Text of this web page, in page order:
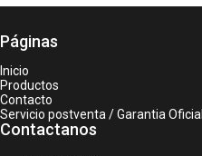
Páginas
Inicio
Productos
Contacto
Servicio postventa / Garantia Oficial
Contactanos